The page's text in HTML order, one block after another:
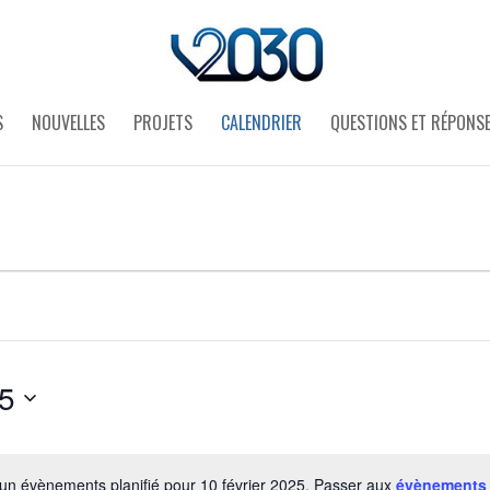
NOUVELLES PROJETS CALENDRIER QUESTIONS ET
évènements planifié pour 10 février 2025. Passer aux